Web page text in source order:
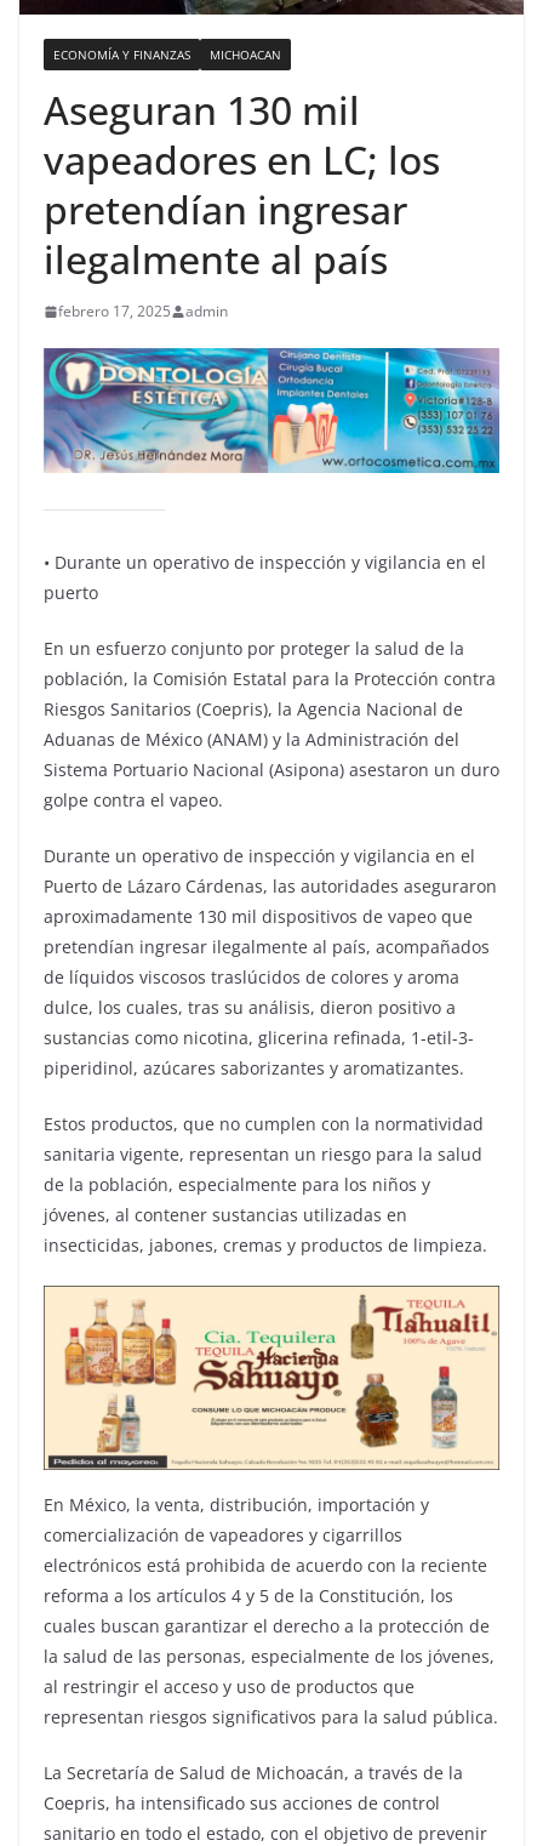
ECONOMÍA Y FINANZAS MICHOACAN
Aseguran 130 mil
vapeadores en LC; los
pretendían ingresar
ilegalmente al país
febrero 17, 2025 admin
•⁠ Durante un operativo de inspección y vigilancia en el
puerto
En un esfuerzo conjunto por proteger la salud de la
población, la Comisión Estatal para la Protección contra
Riesgos Sanitarios (Coepris), la Agencia Nacional de
Aduanas de México (ANAM) y la Administración del
Sistema Portuario Nacional (Asipona) asestaron un duro
golpe contra el vapeo.
Durante un operativo de inspección y vigilancia en el
Puerto de Lázaro Cárdenas, las autoridades aseguraron
aproximadamente 130 mil dispositivos de vapeo que
pretendían ingresar ilegalmente al país, acompañados
de líquidos viscosos traslúcidos de colores y aroma
dulce, los cuales, tras su análisis, dieron positivo a
sustancias como nicotina, glicerina refinada, 1-etil-3-
piperidinol, azúcares saborizantes y aromatizantes.
Estos productos, que no cumplen con la normatividad
sanitaria vigente, representan un riesgo para la salud
de la población, especialmente para los niños y
jóvenes, al contener sustancias utilizadas en
insecticidas, jabones, cremas y productos de limpieza.
En México, la venta, distribución, importación y
comercialización de vapeadores y cigarrillos
electrónicos está prohibida de acuerdo con la reciente
reforma a los artículos 4 y 5 de la Constitución, los
cuales buscan garantizar el derecho a la protección de
la salud de las personas, especialmente de los jóvenes,
al restringir el acceso y uso de productos que
representan riesgos significativos para la salud pública.
La Secretaría de Salud de Michoacán, a través de la
Coepris, ha intensificado sus acciones de control
sanitario en todo el estado, con el objetivo de prevenir